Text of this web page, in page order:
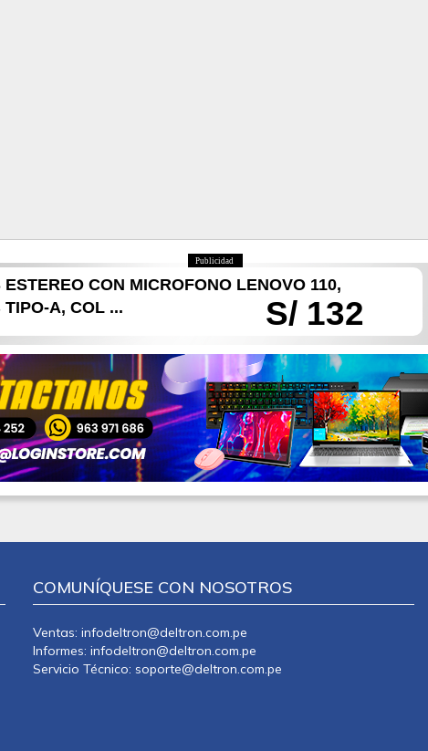
Publicidad
S/ 132
CON MICROFONO LENOVO 110,
TIPO-A, COL ...
COMUNÍQUESE CON NOSOTROS
Ventas: infodeltron@deltron.com.pe
Informes: infodeltron@deltron.com.pe
Servicio Técnico: soporte@deltron.com.pe